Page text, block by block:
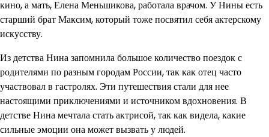
кино, а мать, Елена Меньшикова, работала врачом. У Нины есть
старший брат Максим, который тоже посвятил себя актерскому
искусству.
Из детства Нина запомнила большое количество поездок с
родителями по разным городам России, так как отец часто
участвовал в гастролях. Эти путешествия стали для нее
настоящими приключениями и источником вдохновения. В
детстве Нина мечтала стать актрисой, так как видела, какие
сильные эмоции она может вызвать у людей.